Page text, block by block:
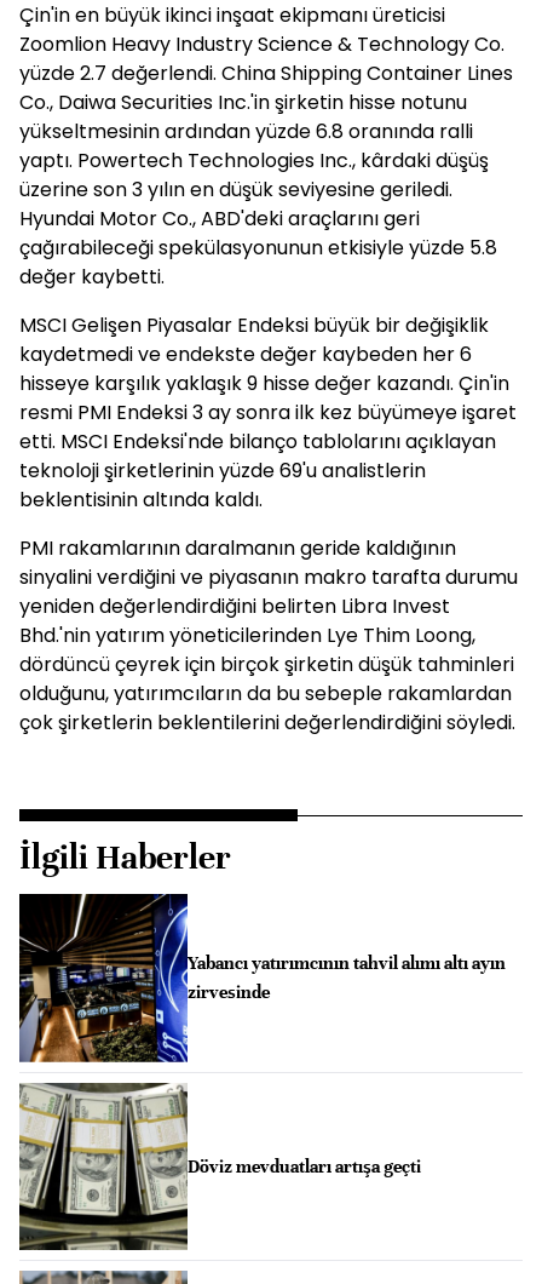
Çin'in en büyük ikinci inşaat ekipmanı üreticisi
Zoomlion Heavy Industry Science & Technology Co.
yüzde 2.7 değerlendi. China Shipping Container Lines
Co., Daiwa Securities Inc.'in şirketin hisse notunu
yükseltmesinin ardından yüzde 6.8 oranında ralli
yaptı. Powertech Technologies Inc., kârdaki düşüş
üzerine son 3 yılın en düşük seviyesine geriledi.
Hyundai Motor Co., ABD'deki araçlarını geri
çağırabileceği spekülasyonunun etkisiyle yüzde 5.8
değer kaybetti.
MSCI Gelişen Piyasalar Endeksi büyük bir değişiklik
kaydetmedi ve endekste değer kaybeden her 6
hisseye karşılık yaklaşık 9 hisse değer kazandı. Çin'in
resmi PMI Endeksi 3 ay sonra ilk kez büyümeye işaret
etti. MSCI Endeksi'nde bilanço tablolarını açıklayan
teknoloji şirketlerinin yüzde 69'u analistlerin
beklentisinin altında kaldı.
PMI rakamlarının daralmanın geride kaldığının
sinyalini verdiğini ve piyasanın makro tarafta durumu
yeniden değerlendirdiğini belirten Libra Invest
Bhd.'nin yatırım yöneticilerinden Lye Thim Loong,
dördüncü çeyrek için birçok şirketin düşük tahminleri
olduğunu, yatırımcıların da bu sebeple rakamlardan
çok şirketlerin beklentilerini değerlendirdiğini söyledi.
İlgili Haberler
Yabancı yatırımcının tahvil alımı altı ayın
zirvesinde
Döviz mevduatları artışa geçti